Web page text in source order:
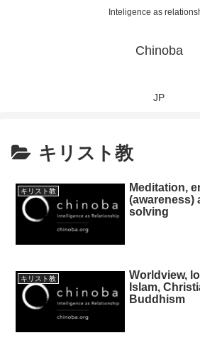
Inteligence as
Chinoba
JP
キリスト教
キリスト教
Meditation,
(awareness)
solving
キリスト教
Worldview,
Islam,
Buddhism